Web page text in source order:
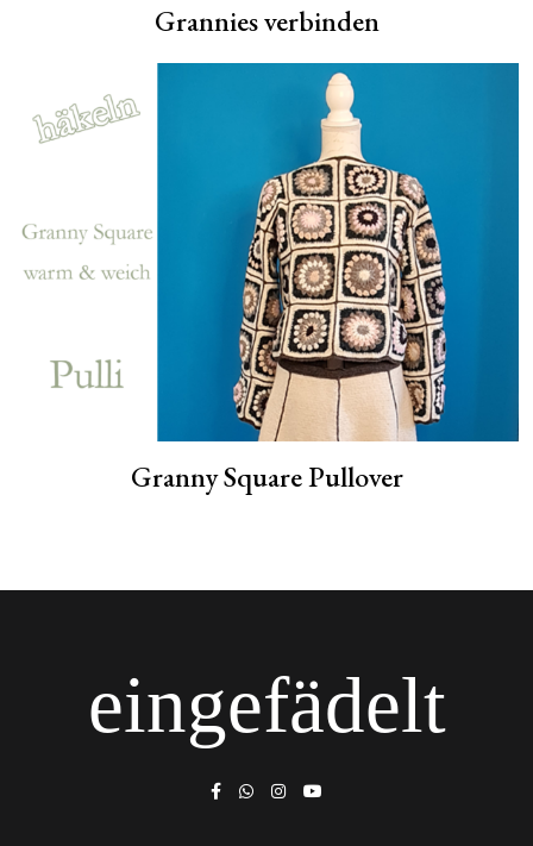
Grannies verbinden
Granny Square Pullover
eingefädelt